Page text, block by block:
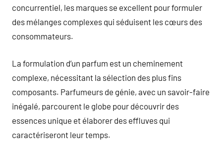
concurrentiel, les marques se excellent pour formuler
des mélanges complexes qui séduisent les cœurs des
consommateurs.
La formulation d’un parfum est un cheminement
complexe, nécessitant la sélection des plus fins
composants. Parfumeurs de génie, avec un savoir-faire
inégalé, parcourent le globe pour découvrir des
essences unique et élaborer des effluves qui
caractériseront leur temps.